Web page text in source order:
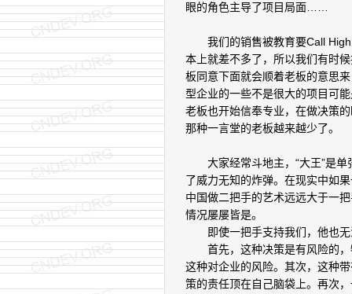
眼的角色主导了项目局面……
我们的销售被教育要Call High
本上就差不多了，所以我们有时
板同意下面就会顺着老板的意思
型企业的一些不是很大的项目可
老板也开始信奉专业，在做决策
那种一言堂的老板越来越少了。
大家经常斗地主，“大王”是单
了威力无知的炸弹。在现实中如
中国做二把手的艺术远远大于一
情况屡屡皆是。
即使一把手支持我们，他也无
首先，这种决策是有风险的，
这种对企业的风险。其次，这种
策的责任顶在自己脑袋上。再次